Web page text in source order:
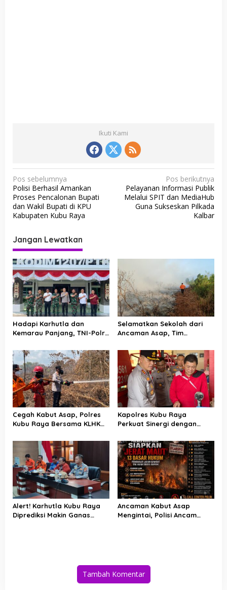
Ikuti Kami
N
a
v
i
g
a
s
i
p
o
s
Pos sebelumnya
Polisi Berhasil Amankan
Proses Pencalonan Bupati
dan Wakil Bupati di KPU
Kabupaten Kubu Raya
Pos berikutnya
Pelayanan Informasi Publik
Melalui SPIT dan MediaHub
Guna Sukseskan Pilkada
Kalbar
Jangan Lewatkan
Hadapi Karhutla dan
Kemarau Panjang, TNI-Polri
Raya
Selamatkan Sekolah dari
Ancaman Asap, Tim
Karhutla di Limbung Kubu
Raya
Cegah Kabut Asap, Polres
Kubu Raya Bersama KLHK
Titik Rawan Karhutla
Kapolres Kubu Raya
Perkuat Sinergi dengan
Ancaman Karhutla
Alert! Karhutla Kubu Raya
Diprediksi Makin Ganas
Ancaman Kabut Asap
Mengintai, Polisi Ancam
Tambah Komentar